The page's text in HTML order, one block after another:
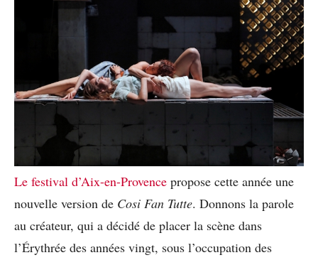
Le festival d’Aix-en-Provence propose cette année une
nouvelle version de Cosi Fan Tutte. Donnons la parole
au créateur, qui a décidé de placer la scène dans
l’Érythrée des années vingt, sous l’occupation des